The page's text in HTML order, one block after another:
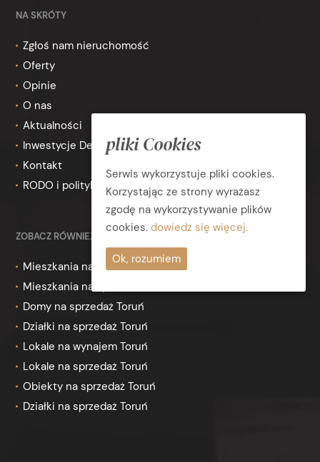
NA SKRÓTY
Zgłoś nam nieruchomość
Oferty
Opinie
O nas
Aktualności
Inwestycje Deweloperskie
Kontakt
RODO i polityka prywatności
ZOBACZ RÓWNIEŻ
Mieszkania na wynajem Toruń
Mieszkania na sprzedaż Toruń
Domy na sprzedaż Toruń
Działki na sprzedaż Toruń
Lokale na wynajem Toruń
Lokale na sprzedaż Toruń
Obiekty na sprzedaż Toruń
Działki na sprzedaż Toruń
pliki Cookies
Serwis wykorzystuje pliki cookies.
Korzystając ze strony wyrażasz
zgodę na wykorzystywanie plików
cookies. dowiedz się więcej.
Ok, rozumiem